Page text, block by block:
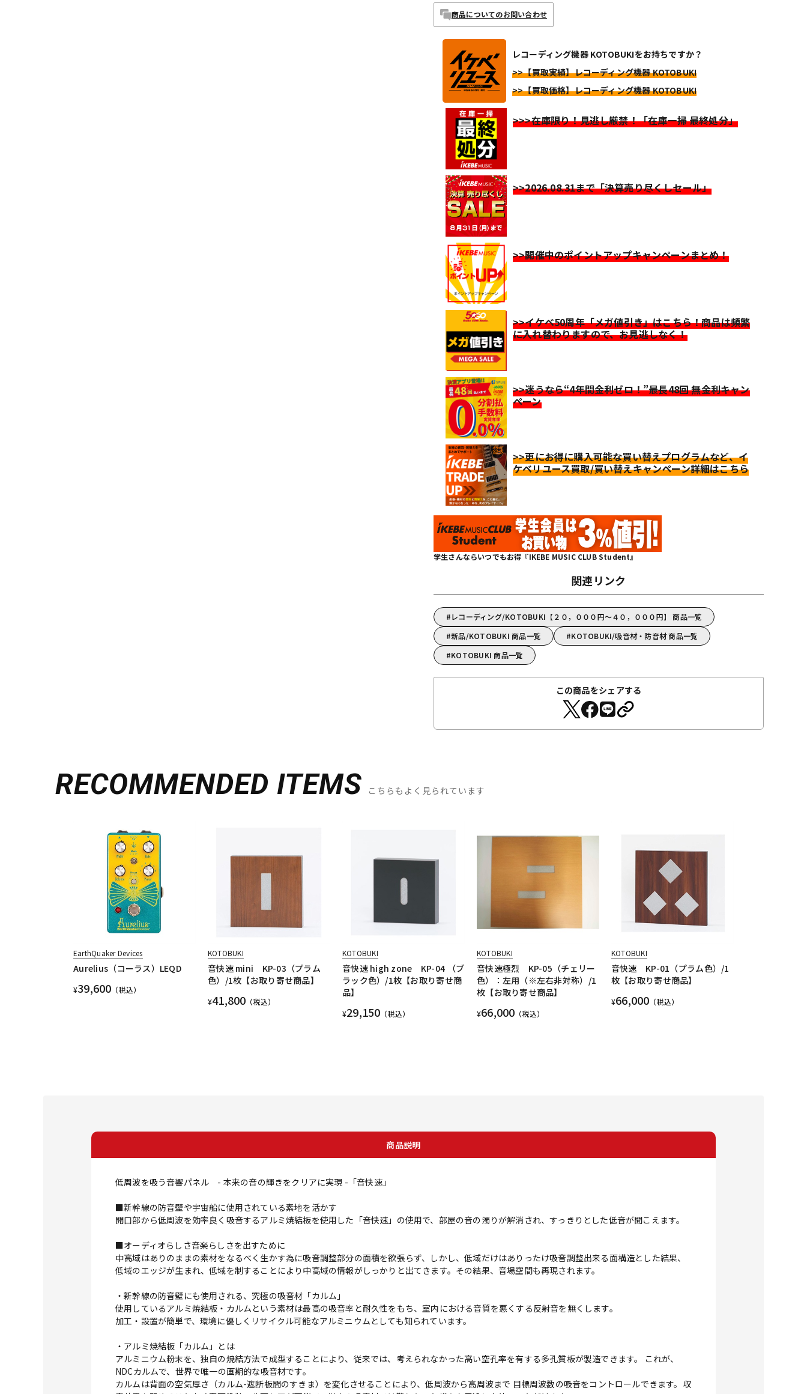
商品についてのお問い合わせ
レコーディング機器 KOTOBUKIをお持ちですか？
>>【買取実績】レコーディング機器 KOTOBUKI
>>【買取価格】レコーディング機器 KOTOBUKI
>>>在庫限り！見逃し厳禁！「在庫一掃 最終処分」
>>2026.08.31まで「決算売り尽くしセール」
>>開催中のポイントアップキャンペーンまとめ！
>>イケベ50周年「メガ値引き」はこちら！商品は頻繁
に入れ替わりますので、お見逃しなく！
>>迷うなら“4年間金利ゼロ！”最長48回 無金利キャン
ペーン
>>更にお得に購入可能な買い替えプログラムなど、イ
ケベリユース買取/買い替えキャンペーン詳細はこちら
学生さんならいつでもお得『IKEBE MUSIC CLUB Student』
関連リンク
レコーディング/KOTOBUKI【２０，０００円～４０，０００円】 商品一覧
新品/KOTOBUKI 商品一覧
KOTOBUKI/吸音材・防音材 商品一覧
KOTOBUKI 商品一覧
この商品をシェアする
RECOMMENDED ITEMS こちらもよく見られています
EarthQuaker Devices
Aurelius（コーラス）LEQD
¥39,600 （税込）
KOTOBUKI
音快速 mini KP-03（プラム
色）/1枚【お取り寄せ商品】
¥41,800 （税込）
KOTOBUKI
音快速 high zone KP-04 （ブ
ラック色）/1枚【お取り寄せ商
品】
¥29,150 （税込）
KOTOBUKI
音快速極烈 KP-05（チェリー
色）：左用（※左右非対称）/1
枚【お取り寄せ商品】
¥66,000 （税込）
KOTOBUKI
音快速 KP-01（プラム色）/1
枚【お取り寄せ商品】
¥66,000 （税込）
商品説明
低周波を吸う音響パネル - 本来の音の輝きをクリアに実現 -「音快速」
■新幹線の防音壁や宇宙船に使用されている素地を活かす
開口部から低周波を効率良く吸音するアルミ焼結板を使用した「音快速」の使用で、部屋の音の濁りが解消され、すっきりとした低音が聞こえます。
■オーディオらしさ音楽らしさを出すために
中高域はありのままの素材をなるべく生かす為に吸音調整部分の面積を欲張らず、しかし、低域だけはありったけ吸音調整出来る面構造とした結果、
低域のエッジが生まれ、低域を制することにより中高域の情報がしっかりと出てきます。その結果、音場空間も再現されます。
・新幹線の防音壁にも使用される、究極の吸音材「カルム」
使用しているアルミ焼結板・カルムという素材は最高の吸音率と耐久性をもち、室内における音質を悪くする反射音を無くします。
加工・設置が簡単で、環境に優しくリサイクル可能なアルミニウムとしても知られています。
・アルミ焼結板「カルム」とは
アルミニウム粉末を、独自の焼結方法で成型することにより、従来では、考えられなかった高い空孔率を有する多孔質板が製造できます。 これが、
NDCカルムで、世界で唯一の画期的な吸音材です。
カルムは背面の空気厚さ（カルム-遮断板間のすきま）を変化させることにより、低周波から高周波まで 目標周波数の吸音をコントロールできます。収